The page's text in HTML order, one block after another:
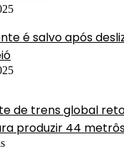
é salvo após
de trens global
produzir 44